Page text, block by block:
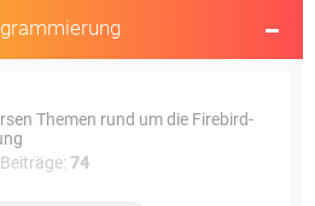
Themen rund um die Firebird-
74